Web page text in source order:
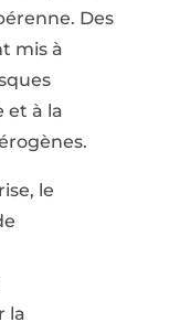
Des
mis à
et à la
le
la